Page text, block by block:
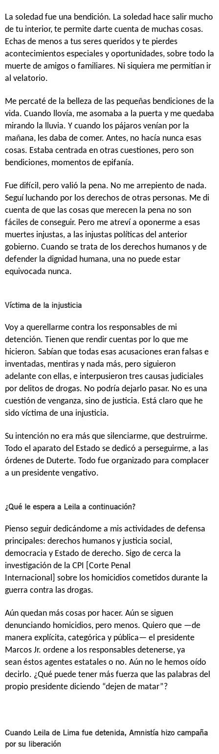
La soledad fue una bendición. La soledad hace salir mucho
de tu interior, te permite darte cuenta de muchas cosas.
Echas de menos a tus seres queridos y te pierdes
acontecimientos especiales y oportunidades, sobre todo la
muerte de amigos o familiares. Ni siquiera me permitían ir
al velatorio.
Me percaté de la belleza de las pequeñas bendiciones de la
vida. Cuando llovía, me asomaba a la puerta y me quedaba
mirando la lluvia. Y cuando los pájaros venían por la
mañana, les daba de comer. Antes, no hacía nunca esas
cosas. Estaba centrada en otras cuestiones, pero son
bendiciones, momentos de epifanía.
Fue difícil, pero valió la pena. No me arrepiento de nada.
Seguí luchando por los derechos de otras personas. Me di
cuenta de que las cosas que merecen la pena no son
fáciles de conseguir. Pero me atreví a oponerme a esas
muertes injustas, a las injustas políticas del anterior
gobierno. Cuando se trata de los derechos humanos y de
defender la dignidad humana, una no puede estar
equivocada nunca.
Víctima de la injusticia
Voy a querellarme contra los responsables de mi
detención. Tienen que rendir cuentas por lo que me
hicieron. Sabían que todas esas acusaciones eran falsas e
inventadas, mentiras y nada más, pero siguieron
adelante con ellas, e interpusieron tres causas judiciales
por delitos de drogas. No podría dejarlo pasar. No es una
cuestión de venganza, sino de justicia. Está claro que he
sido víctima de una injusticia.
Su intención no era más que silenciarme, que destruirme.
Todo el aparato del Estado se dedicó a perseguirme, a las
órdenes de Duterte. Todo fue organizado para complacer
a un presidente vengativo.
¿Qué le espera a Leila a continuación?
Pienso seguir dedicándome a mis actividades de defensa
principales: derechos humanos y justicia social,
democracia y Estado de derecho. Sigo de cerca la
investigación de la CPI [Corte Penal
Internacional] sobre los homicidios cometidos durante la
guerra contra las drogas.
Aún quedan más cosas por hacer. Aún se siguen
denunciando homicidios, pero menos. Quiero que —de
manera explícita, categórica y pública— el presidente
Marcos Jr. ordene a los responsables detenerse, ya
sean éstos agentes estatales o no. Aún no le hemos oído
decirlo. ¿Qué puede tener más fuerza que las palabras del
propio presidente diciendo “dejen de matar”?
Cuando Leila de Lima fue detenida, Amnistía hizo campaña
por su liberación